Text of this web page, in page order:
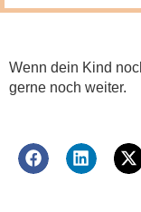
Wenn dein Kind
gerne noch weiter.